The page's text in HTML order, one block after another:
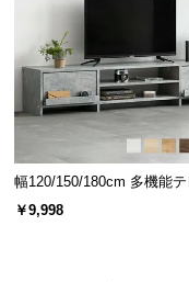
幅120/150/180cm 多機能テ
ード 木目/石目調 オープン
引き出し収納付き
￥9,998